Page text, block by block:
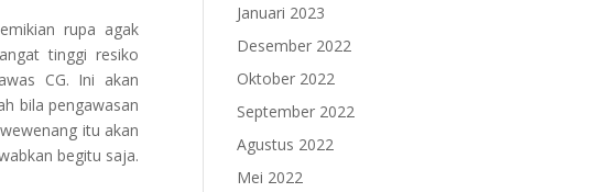
rupa agak
tinggi resiko
CG. Ini akan
bila pengawasan
itu akan
begitu saja.
Januari 2023
Desember 2022
Oktober 2022
September 2022
Agustus 2022
Mei 2022